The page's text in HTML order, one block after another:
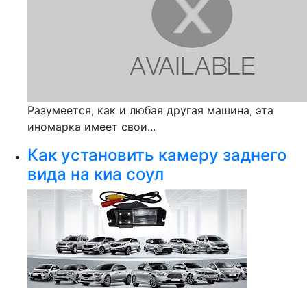
Разумеется, как и любая другая машина, эта
иномарка имеет свои...
Как установить камеру заднего
вида на киа соул